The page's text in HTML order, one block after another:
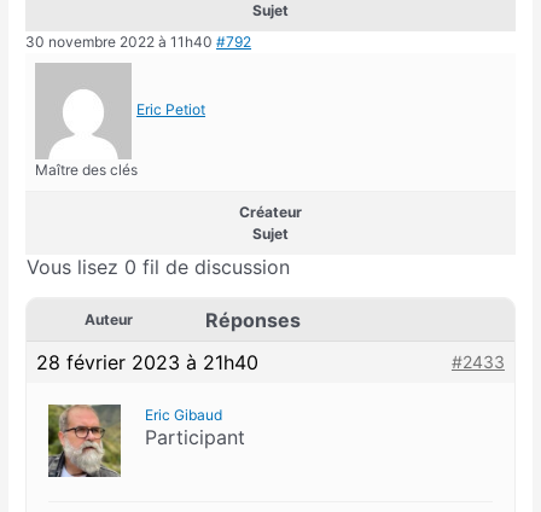
Sujet
30 novembre 2022 à 11h40 #792
Eric Petiot
Maître des clés
Créateur
Sujet
Vous lisez 0 fil de discussion
Auteur
Réponses
28 février 2023 à 21h40
#2433
Eric Gibaud
Participant